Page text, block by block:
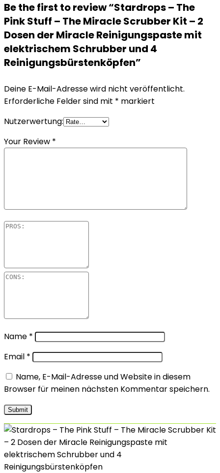
Be the first to review “Stardrops – The
Pink Stuff – The Miracle Scrubber Kit – 2
Dosen der Miracle Reinigungspaste mit
elektrischem Schrubber und 4
Reinigungsbürstenköpfen”
Deine E-Mail-Adresse wird nicht veröffentlicht.
Erforderliche Felder sind mit * markiert
Nutzerwertung:
Your Review *
Name *
Email *
Name, E-Mail-Adresse und Website in diesem
Browser für meinen nächsten Kommentar speichern.